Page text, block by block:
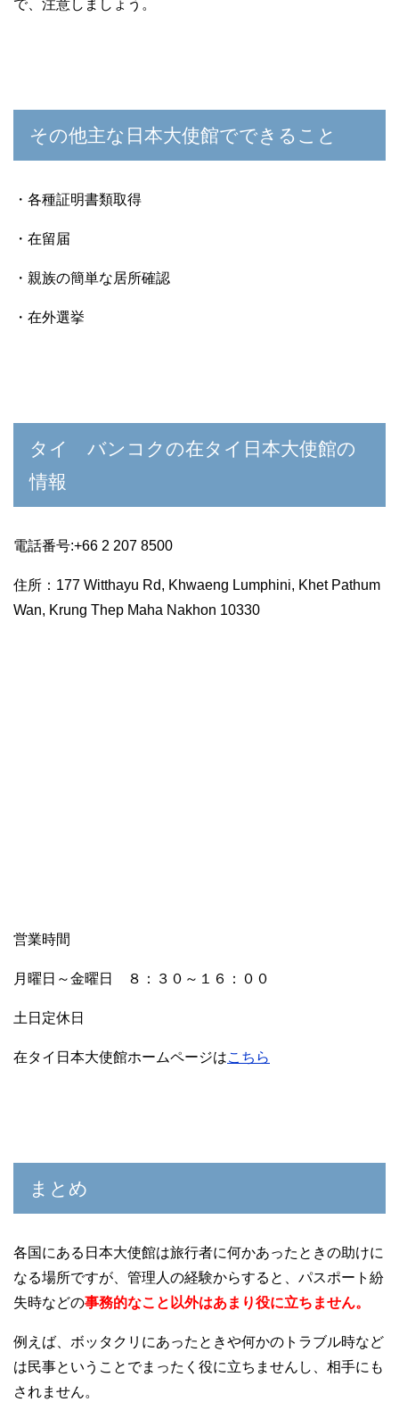
で、注意しましょう。
その他主な日本大使館でできること
・各種証明書類取得
・在留届
・親族の簡単な居所確認
・在外選挙
タイ バンコクの在タイ日本大使館の
情報
電話番号:+66 2 207 8500
住所： 177 Witthayu Rd, Khwaeng Lumphini, Khet Pathum
Wan, Krung Thep Maha Nakhon 10330
営業時間
月曜日～金曜日 ８：３０～１６：００
土日定休日
在タイ日本大使館ホームページはこちら
まとめ
各国にある日本大使館は旅行者に何かあったときの助けに
なる場所ですが、管理人の経験からすると、パスポート紛
失時などの事務的なこと以外はあまり役に立ちません。
例えば、ボッタクリにあったときや何かのトラブル時など
は民事ということでまったく役に立ちませんし、相手にも
されません。